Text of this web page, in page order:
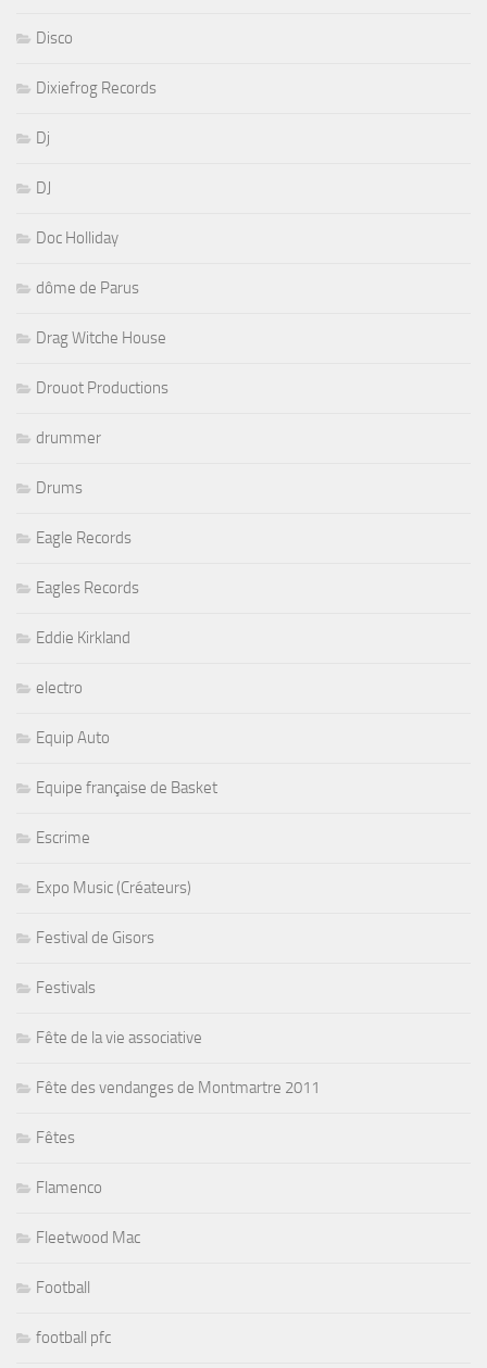
Disco
Dixiefrog Records
Dj
DJ
Doc Holliday
dôme de Parus
Drag Witche House
Drouot Productions
drummer
Drums
Eagle Records
Eagles Records
Eddie Kirkland
electro
Equip Auto
Equipe française de Basket
Escrime
Expo Music (Créateurs)
Festival de Gisors
Festivals
Fête de la vie associative
Fête des vendanges de Montmartre 2011
Fêtes
Flamenco
Fleetwood Mac
Football
football pfc